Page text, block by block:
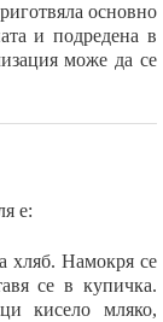
основно
и подредена в
може да се
е:
хляб. Намокря се
се в купичка.
кисело мляко,